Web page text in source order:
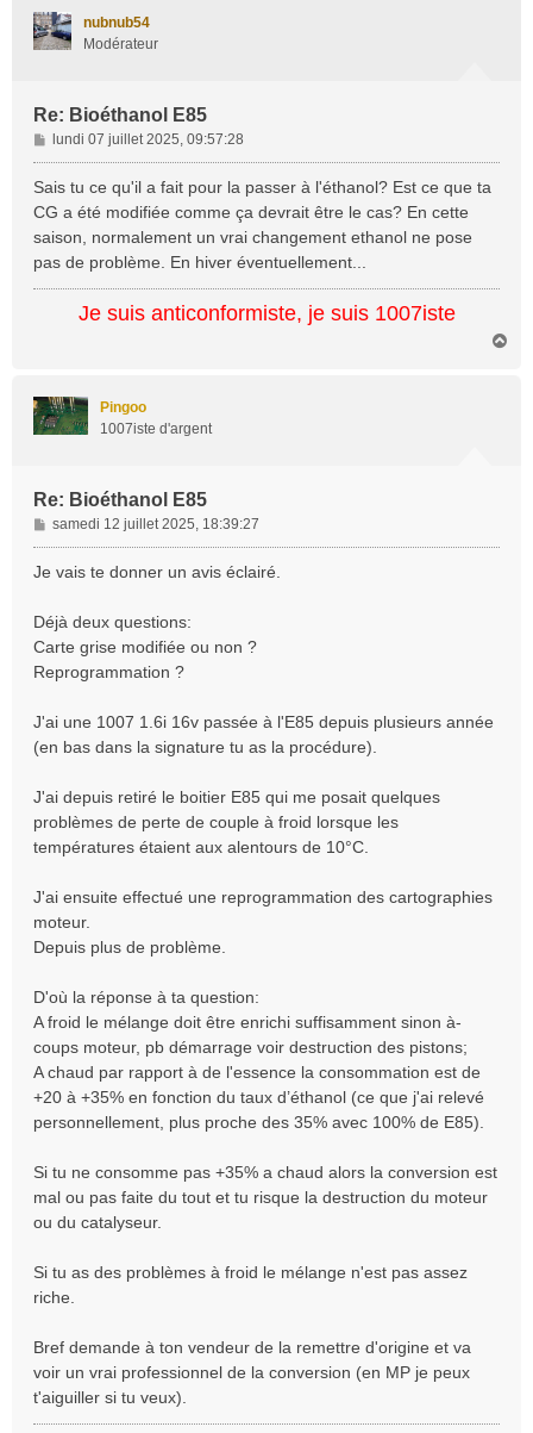
nubnub54
Modérateur
Re: Bioéthanol E85
M
e
s
s
g
e
lundi 07 juillet 2025, 09:57:28
Sais tu ce qu'il a fait pour la passer à l'éthanol? Est ce que ta
CG a été modifiée comme ça devrait être le cas? En cette
saison, normalement un vrai changement ethanol ne pose
pas de problème. En hiver éventuellement...
Je suis anticonformiste, je suis 1007iste
Pingoo
1007iste d'argent
Re: Bioéthanol E85
M
e
s
g
e
samedi 12 juillet 2025, 18:39:27
Je vais te donner un avis éclairé.
Déjà deux questions:
Carte grise modifiée ou non ?
Reprogrammation ?
J'ai une 1007 1.6i 16v passée à l'E85 depuis plusieurs année
(en bas dans la signature tu as la procédure).
J'ai depuis retiré le boitier E85 qui me posait quelques
problèmes de perte de couple à froid lorsque les
températures étaient aux alentours de 10°C.
J'ai ensuite effectué une reprogrammation des cartographies
moteur.
Depuis plus de problème.
D'où la réponse à ta question:
A froid le mélange doit être enrichi suffisamment sinon à-
coups moteur, pb démarrage voir destruction des pistons;
A chaud par rapport à de l'essence la consommation est de
+20 à +35% en fonction du taux d’éthanol (ce que j'ai relevé
personnellement, plus proche des 35% avec 100% de E85).
Si tu ne consomme pas +35% a chaud alors la conversion est
mal ou pas faite du tout et tu risque la destruction du moteur
ou du catalyseur.
Si tu as des problèmes à froid le mélange n'est pas assez
riche.
Bref demande à ton vendeur de la remettre d'origine et va
voir un vrai professionnel de la conversion (en MP je peux
t'aiguiller si tu veux).